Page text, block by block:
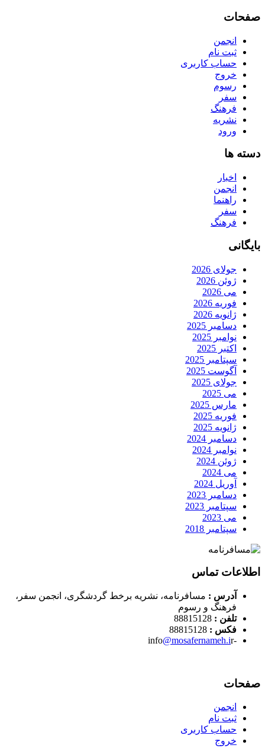
صفحات
انجمن
ثبت نام
حساب کاربری
خروج
رسوم
سفر
فرهنگ
نشریه
ورود
دسته ها
اخبار
انجمن
راهنما
سفر
فرهنگ
بایگانی
جولای 2026
ژوئن 2026
می 2026
فوریه 2026
ژانویه 2026
دسامبر 2025
نوامبر 2025
اکتبر 2025
سپتامبر 2025
آگوست 2025
جولای 2025
می 2025
مارس 2025
فوریه 2025
ژانویه 2025
دسامبر 2024
نوامبر 2024
ژوئن 2024
می 2024
آوریل 2024
دسامبر 2023
سپتامبر 2023
می 2023
سپتامبر 2018
اطلاعات تماس
آدرس : مسافرنامه، نشریه برخط گردشگری، انجمن سفر،
فرهنگ و رسوم
تلفن :
فکس :
-info
@mosafernameh.ir
صفحات
انجمن
ثبت نام
حساب کاربری
خروج